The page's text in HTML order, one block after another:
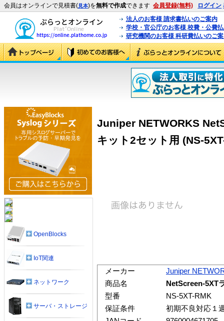
会員はオンラインで見積書(見本)を無料で作成できます 会員登録(無料) ログイン
法人のお客様 請求書払いのご案内
学校・官公庁のお客様 校費・公費
研究機関のお客様 科研費払いのご
Juniper NETWORKS
キット2セット用 (NS-
メーカー
Juniper
商品名
NetScreen-5XT
型番
NS-5XT-RMK
保証条件
初期不良対応１
OpenBlocks
IoT関連
ネットワーク
サーバ・ストレージ